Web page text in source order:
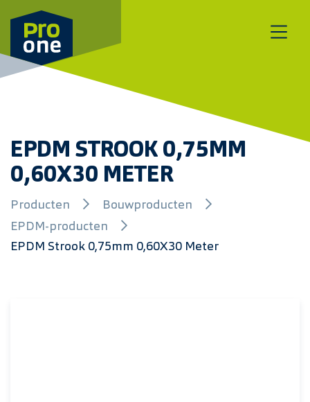
Meteen naar de content
EPDM STROOK 0,75MM
0,60X30 METER
Producten
Bouwproducten
EPDM-producten
EPDM Strook 0,75mm 0,60X30 Meter